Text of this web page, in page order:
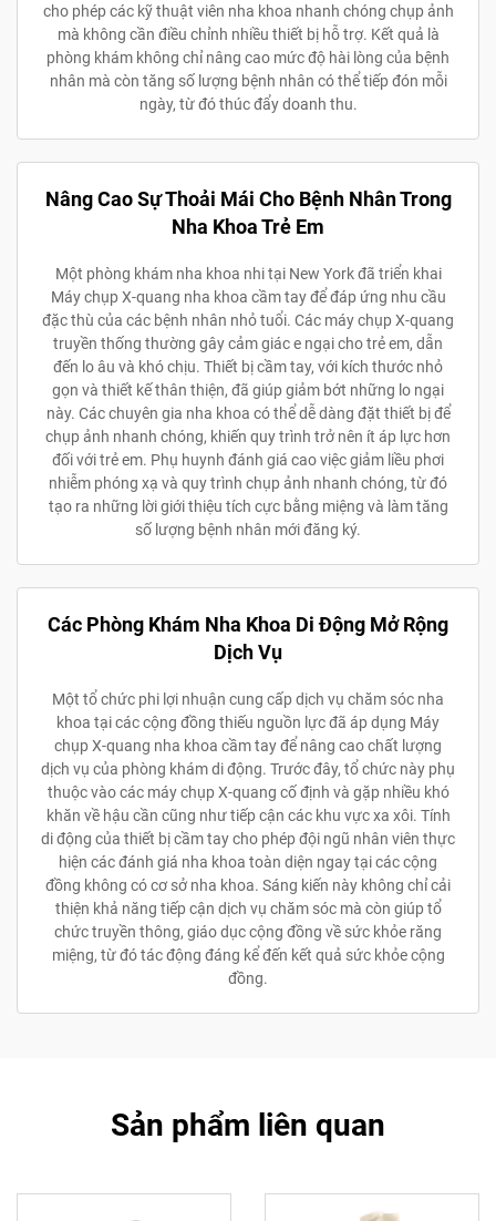
cho phép các kỹ thuật viên nha khoa nhanh chóng chụp ảnh
mà không cần điều chỉnh nhiều thiết bị hỗ trợ. Kết quả là
phòng khám không chỉ nâng cao mức độ hài lòng của bệnh
nhân mà còn tăng số lượng bệnh nhân có thể tiếp đón mỗi
ngày, từ đó thúc đẩy doanh thu.
Nâng Cao Sự Thoải Mái Cho Bệnh Nhân Trong
Nha Khoa Trẻ Em
Một phòng khám nha khoa nhi tại New York đã triển khai
Máy chụp X-quang nha khoa cầm tay để đáp ứng nhu cầu
đặc thù của các bệnh nhân nhỏ tuổi. Các máy chụp X-quang
truyền thống thường gây cảm giác e ngại cho trẻ em, dẫn
đến lo âu và khó chịu. Thiết bị cầm tay, với kích thước nhỏ
gọn và thiết kế thân thiện, đã giúp giảm bớt những lo ngại
này. Các chuyên gia nha khoa có thể dễ dàng đặt thiết bị để
chụp ảnh nhanh chóng, khiến quy trình trở nên ít áp lực hơn
đối với trẻ em. Phụ huynh đánh giá cao việc giảm liều phơi
nhiễm phóng xạ và quy trình chụp ảnh nhanh chóng, từ đó
tạo ra những lời giới thiệu tích cực bằng miệng và làm tăng
số lượng bệnh nhân mới đăng ký.
Các Phòng Khám Nha Khoa Di Động Mở Rộng
Dịch Vụ
Một tổ chức phi lợi nhuận cung cấp dịch vụ chăm sóc nha
khoa tại các cộng đồng thiếu nguồn lực đã áp dụng Máy
chụp X-quang nha khoa cầm tay để nâng cao chất lượng
dịch vụ của phòng khám di động. Trước đây, tổ chức này phụ
thuộc vào các máy chụp X-quang cố định và gặp nhiều khó
khăn về hậu cần cũng như tiếp cận các khu vực xa xôi. Tính
di động của thiết bị cầm tay cho phép đội ngũ nhân viên thực
hiện các đánh giá nha khoa toàn diện ngay tại các cộng
đồng không có cơ sở nha khoa. Sáng kiến này không chỉ cải
thiện khả năng tiếp cận dịch vụ chăm sóc mà còn giúp tổ
chức truyền thông, giáo dục cộng đồng về sức khỏe răng
miệng, từ đó tác động đáng kể đến kết quả sức khỏe cộng
đồng.
Sản phẩm liên quan